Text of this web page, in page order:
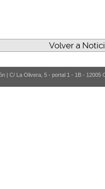
Volver a
| C/ La Olivera, 5 - portal 1 - 1B - 12005